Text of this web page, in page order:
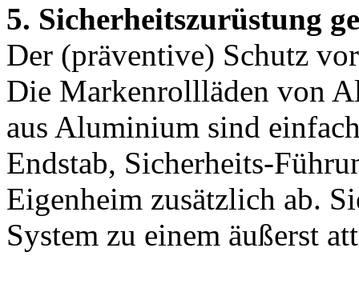
5. Sicherheitszurüstung
Der (präventive) Schutz
Die Markenrollläden von
aus Aluminium sind
Endstab, Sicherheits-
Eigenheim zusätzlich ab.
System zu einem äußerst